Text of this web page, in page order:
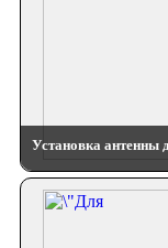
Установка антенны